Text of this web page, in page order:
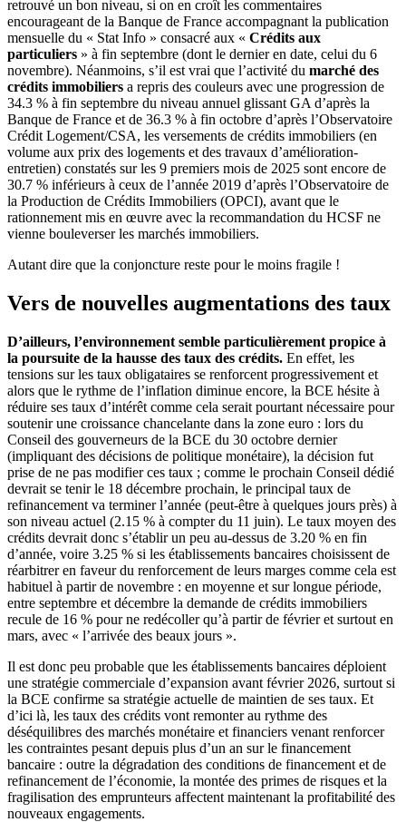
retrouvé un bon niveau, si on en croît les commentaires
encourageant de la Banque de France accompagnant la publication
mensuelle du « Stat Info » consacré aux « Crédits aux
particuliers » à fin septembre (dont le dernier en date, celui du 6
novembre). Néanmoins, s’il est vrai que l’activité du marché des
crédits immobiliers a repris des couleurs avec une progression de
34.3 % à fin septembre du niveau annuel glissant GA d’après la
Banque de France et de 36.3 % à fin octobre d’après l’Observatoire
Crédit Logement/CSA, les versements de crédits immobiliers (en
volume aux prix des logements et des travaux d’amélioration-
entretien) constatés sur les 9 premiers mois de 2025 sont encore de
30.7 % inférieurs à ceux de l’année 2019 d’après l’Observatoire de
la Production de Crédits Immobiliers (OPCI), avant que le
rationnement mis en œuvre avec la recommandation du HCSF ne
vienne bouleverser les marchés immobiliers.
Autant dire que la conjoncture reste pour le moins fragile !
Vers de nouvelles augmentations des taux
D’ailleurs, l’environnement semble particulièrement propice à
la poursuite de la hausse des taux des crédits. En effet, les
tensions sur les taux obligataires se renforcent progressivement et
alors que le rythme de l’inflation diminue encore, la BCE hésite à
réduire ses taux d’intérêt comme cela serait pourtant nécessaire pour
soutenir une croissance chancelante dans la zone euro : lors du
Conseil des gouverneurs de la BCE du 30 octobre dernier
(impliquant des décisions de politique monétaire), la décision fut
prise de ne pas modifier ces taux ; comme le prochain Conseil dédié
devrait se tenir le 18 décembre prochain, le principal taux de
refinancement va terminer l’année (peut-être à quelques jours près) à
son niveau actuel (2.15 % à compter du 11 juin). Le taux moyen des
crédits devrait donc s’établir un peu au-dessus de 3.20 % en fin
d’année, voire 3.25 % si les établissements bancaires choisissent de
réarbitrer en faveur du renforcement de leurs marges comme cela est
habituel à partir de novembre : en moyenne et sur longue période,
entre septembre et décembre la demande de crédits immobiliers
recule de 16 % pour ne redécoller qu’à partir de février et surtout en
mars, avec « l’arrivée des beaux jours ».
Il est donc peu probable que les établissements bancaires déploient
une stratégie commerciale d’expansion avant février 2026, surtout si
la BCE confirme sa stratégie actuelle de maintien de ses taux. Et
d’ici là, les taux des crédits vont remonter au rythme des
déséquilibres des marchés monétaire et financiers venant renforcer
les contraintes pesant depuis plus d’un an sur le financement
bancaire : outre la dégradation des conditions de financement et de
refinancement de l’économie, la montée des primes de risques et la
fragilisation des emprunteurs affectent maintenant la profitabilité des
nouveaux engagements.